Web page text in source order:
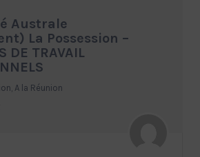
Australe
La Possession –
DE TRAVAIL
A la Réunion